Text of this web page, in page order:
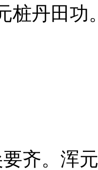
桩丹田功
。浑元